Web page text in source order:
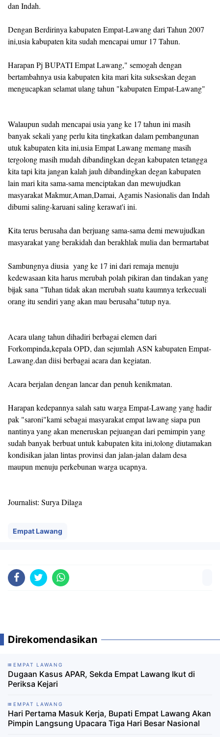
dan Indah.
Dengan Berdirinya kabupaten Empat-Lawang dari Tahun 2007
ini,usia kabupaten kita sudah mencapai umur 17 Tahun.
Harapan Pj BUPATI Empat Lawang," semogah dengan
bertambahnya usia kabupaten kita mari kita sukseskan degan
mengucapkan selamat ulang tahun "kabupaten Empat-Lawang"
Walaupun sudah mencapai usia yang ke 17 tahun ini masih
banyak sekali yang perlu kita tingkatkan dalam pembangunan
utuk kabupaten kita ini,usia Empat Lawang memang masih
tergolong masih mudah dibandingkan degan kabupaten tetangga
kita tapi kita jangan kalah jauh dibandingkan degan kabupaten
lain mari kita sama-sama menciptakan dan mewujudkan
masyarakat Makmur,Aman,Damai, Agamis Nasionalis dan Indah
dibumi saling-karuani saling kerawat'i ini.
Kita terus berusaha dan berjuang sama-sama demi mewujudkan
masyarakat yang berakidah dan berakhlak mulia dan bermartabat
Sambungnya diusia yang ke 17 ini dari remaja menuju
kedewasaan kita harus merubah polah pikiran dan tindakan yang
bijak sana "Tuhan tidak akan merubah suatu kaumnya terkecuali
orang itu sendiri yang akan mau berusaha"tutup nya.
Acara ulang tahun dihadiri berbagai elemen dari
Forkompinda,kepala OPD, dan sejumlah ASN kabupaten Empat-
Lawang.dan diisi berbagai acara dan kegiatan.
Acara berjalan dengan lancar dan penuh kenikmatan.
Harapan kedepannya salah satu warga Empat-Lawang yang hadir
pak "saroni"kami sebagai masyarakat empat lawang siapa pun
nantinya yang akan meneruskan pejuangan dari pemimpin yang
sudah banyak berbuat untuk kabupaten kita ini,tolong diutamakan
kondisikan jalan lintas provinsi dan jalan-jalan dalam desa
maupun menuju perkebunan warga ucapnya.
Journalist: Surya Dilaga
Empat Lawang
Direkomendasikan
EMPAT LAWANG
Dugaan Kasus APAR, Sekda Empat Lawang Ikut di
Periksa Kejari
EMPAT LAWANG
Hari Pertama Masuk Kerja, Bupati Empat Lawang Akan
Pimpin Langsung Upacara Tiga Hari Besar Nasional